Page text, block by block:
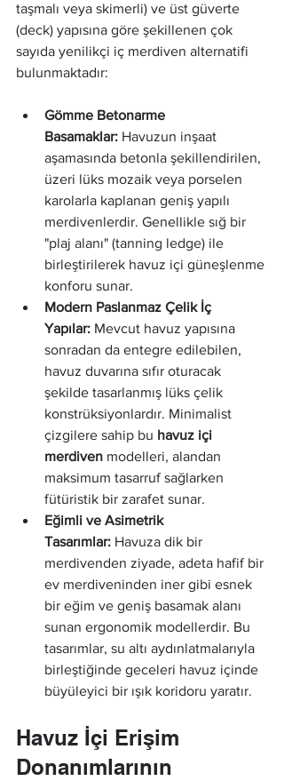
taşmalı veya skimerli) ve üst güverte
(deck) yapısına göre şekillenen çok
sayıda yenilikçi iç merdiven alternatifi
bulunmaktadır:
Gömme Betonarme
Basamaklar: Havuzun inşaat
aşamasında betonla şekillendirilen,
üzeri lüks mozaik veya porselen
karolarla kaplanan geniş yapılı
merdivenlerdir. Genellikle sığ bir
"plaj alanı" (tanning ledge) ile
birleştirilerek havuz içi güneşlenme
konforu sunar.
Modern Paslanmaz Çelik İç
Yapılar: Mevcut havuz yapısına
sonradan da entegre edilebilen,
havuz duvarına sıfır oturacak
şekilde tasarlanmış lüks çelik
konstrüksiyonlardır. Minimalist
çizgilere sahip bu havuz içi
merdiven modelleri, alandan
maksimum tasarruf sağlarken
fütüristik bir zarafet sunar.
Eğimli ve Asimetrik
Tasarımlar: Havuza dik bir
merdivenden ziyade, adeta hafif bir
ev merdiveninden iner gibi esnek
bir eğim ve geniş basamak alanı
sunan ergonomik modellerdir. Bu
tasarımlar, su altı aydınlatmalarıyla
birleştiğinde geceleri havuz içinde
büyüleyici bir ışık koridoru yaratır.
Havuz İçi Erişim
Donanımlarının